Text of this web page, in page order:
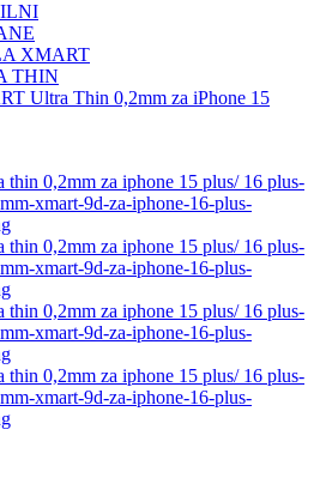
XMART
THIN
Ultra Thin 0,2mm za iPhone 15